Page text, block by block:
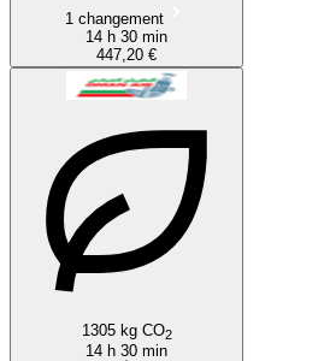
1 changement
14 h 30 min
447,20 €
1305 kg CO2
14 h 30 min